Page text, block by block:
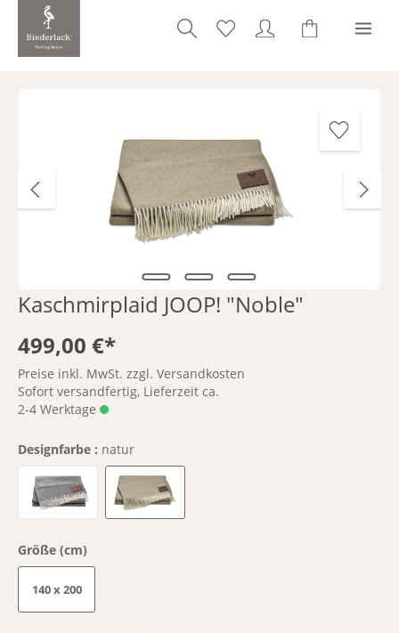
springen
Kaschmirplaid JOOP! "Noble"
499,00 €*
Preise inkl. MwSt. zzgl. Versandkosten
Sofort versandfertig, Lieferzeit ca.
2-4 Werktage
Designfarbe : natur
graphit natur
Größe (cm)
140 x 200